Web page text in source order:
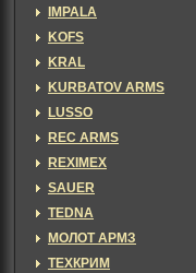
IMPALA
KOFS
KRAL
KURBATOV ARMS
LUSSO
REC ARMS
REXIMEX
SAUER
TEDNA
МОЛОТ АРМЗ
ТЕХКРИМ